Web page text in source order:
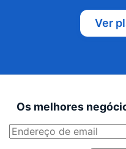
Ver
Os melhores